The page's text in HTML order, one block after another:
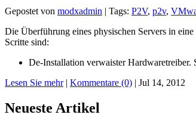
Gepostet von modxadmin | Tags: P2V, p2v,
Die Überführung eines physischen Servers in
Scritte sind:
De-Installation verwaister
Lesen Sie mehr| Kommentare (0) | Jul 14, 2012
Neueste Artikel